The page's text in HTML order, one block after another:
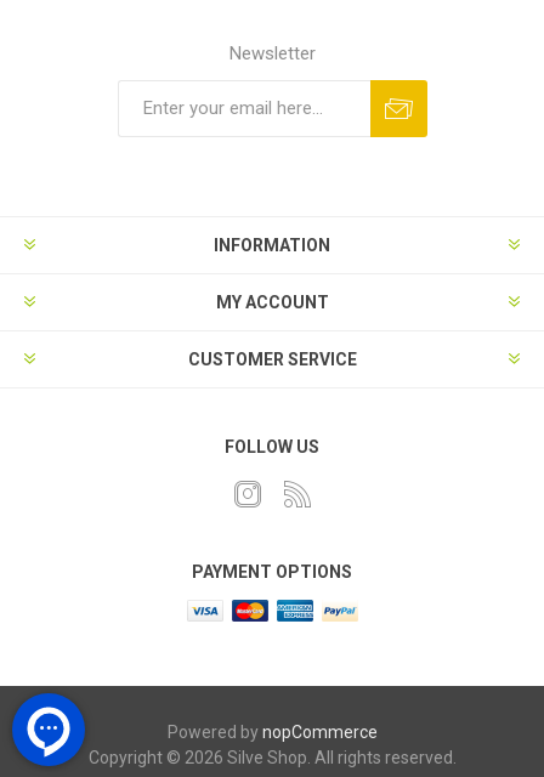
Newsletter
INFORMATION
MY ACCOUNT
CUSTOMER SERVICE
FOLLOW US
PAYMENT OPTIONS
Powered bynopCommerce
Copyright © 2026 Silve Shop. All rights reserved.